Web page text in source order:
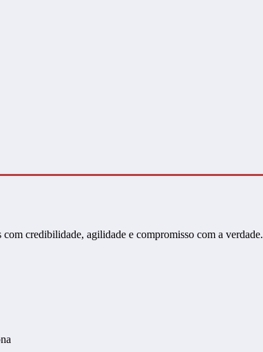
credibilidade, agilidade e compromisso com a verdade.